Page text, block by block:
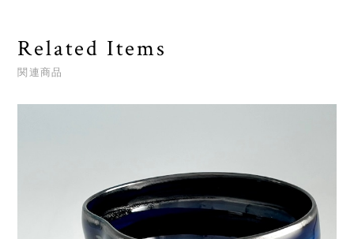
Related Items
関連商品